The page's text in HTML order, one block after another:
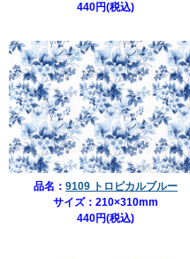
440円(税込)
品名： 9109 トロピカルブルー
サイズ：210×310mm
440円(税込)